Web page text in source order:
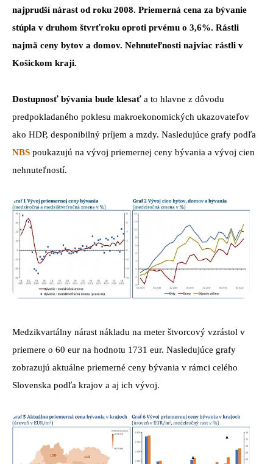
najprudší nárast od roku 2008. Priemerná cena za bývanie
stúpla v druhom štvrťroku oproti prvému o 3,6%. Rástli
najmä ceny bytov a domov. Nehnuteľnosti najviac rástli v
Košickom kraji.
Dostupnosť bývania bude klesať a to hlavne z dôvodu
predpokladaného poklesu makroekonomických ukazovateľov
ako HDP, desponibilný príjem a mzdy. Nasledujúce grafy podľa
NBS poukazujú na vývoj priemernej ceny bývania a vývoj cien
nehnuteľností.
Medzikvartálny nárast nákladu na meter štvorcový vzrástol v
priemere o 60 eur na hodnotu 1731 eur. Nasledujúce grafy
zobrazujú aktuálne priemerné ceny bývania v rámci celého
Slovenska podľa krajov a aj ich vývoj.